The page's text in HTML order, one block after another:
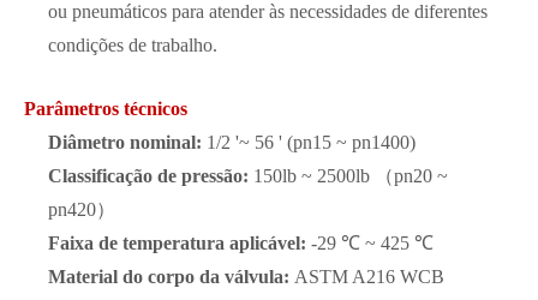
ou pneumáticos para atender às necessidades de diferentes
condições de trabalho.
Parâmetros técnicos
Diâmetro nominal: 1/2 '~ 56 ' (pn15 ~ pn1400)
Classificação de pressão: 150lb ~ 2500lb （pn20 ~
pn420）
Faixa de temperatura aplicável: -29 ℃ ~ 425 ℃
Material do corpo da válvula: ASTM A216 WCB